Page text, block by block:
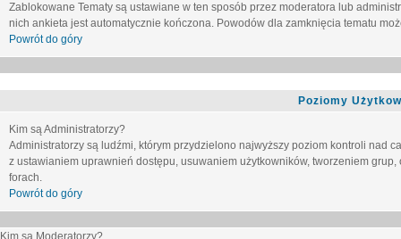
Zablokowane Tematy są ustawiane w ten sposób przez moderatora lub
nich ankieta jest automatycznie kończona. Powodów dla zamknięcia tematu
Powrót do góry
Poziomy
Kim są Administratorzy?
Administratorzy są ludźmi, którym przydzielono najwyższy poziom kontroli nad
z ustawianiem uprawnień dostępu, usuwaniem użytkowników, tworzeniem
forach.
Powrót do góry
Kim są Moderatorzy?